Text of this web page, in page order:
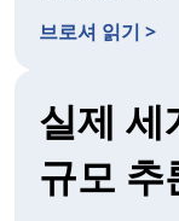
브로셔 읽기 >
실제 세
규모 추